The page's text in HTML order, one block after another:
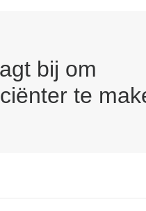
bij om
te